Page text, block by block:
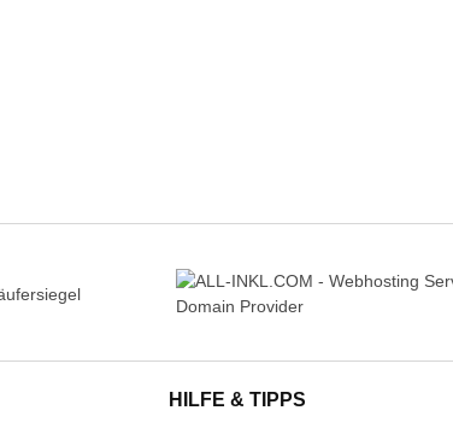
HILFE & TIPPS